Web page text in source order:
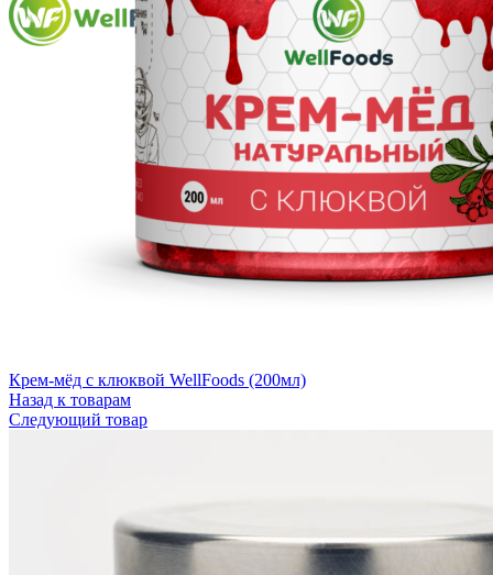
Крем-мёд с клюквой WellFoods (200мл)
Назад к товарам
Следующий товар